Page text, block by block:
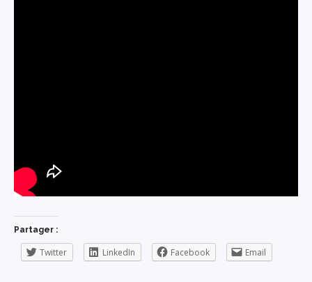
Partager :
Twitter LinkedIn Facebook Email